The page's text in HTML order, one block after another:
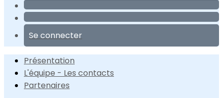
Se connecter
Présentation
L'équipe - Les contacts
Partenaires